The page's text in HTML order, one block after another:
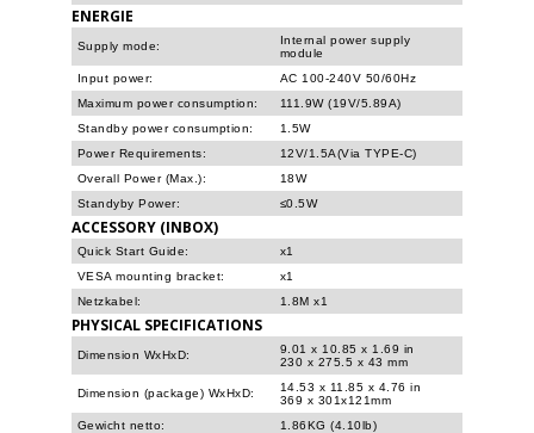
ENERGIE
Supply mode:
Internal power supply
module
Input power:
AC 100-240V 50/60Hz
Maximum power consumption:
111.9W (19V/5.89A)
Standby power consumption:
1.5W
Power Requirements:
12V/1.5A(Via TYPE-C)
Overall Power (Max.):
18W
Standyby Power:
≤0.5W
ACCESSORY (INBOX)
Quick Start Guide:
x1
VESA mounting bracket:
x1
Netzkabel:
1.8M x1
PHYSICAL SPECIFICATIONS
Dimension WxHxD:
9.01 x 10.85 x 1.69 in
230 x 275.5 x 43 mm
Dimension (package) WxHxD:
14.53 x 11.85 x 4.76 in
369 x 301x121mm
Gewicht netto:
1.86KG (4.10lb)